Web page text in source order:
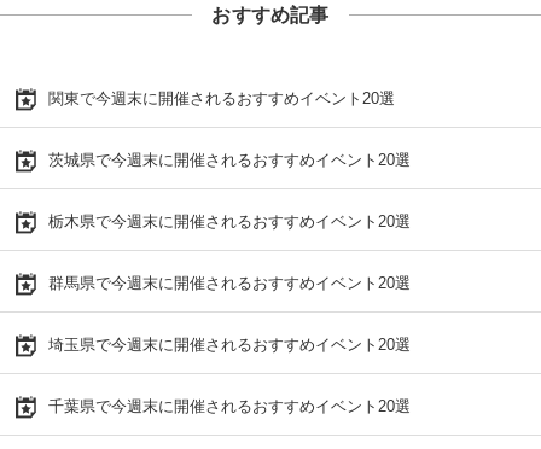
おすすめ記事
関東で今週末に開催されるおすすめイベント20選
茨城県で今週末に開催されるおすすめイベント20選
栃木県で今週末に開催されるおすすめイベント20選
群馬県で今週末に開催されるおすすめイベント20選
埼玉県で今週末に開催されるおすすめイベント20選
千葉県で今週末に開催されるおすすめイベント20選